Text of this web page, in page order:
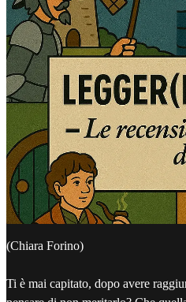
(Chiara Forino)
Ti è mai capitato, dopo avere